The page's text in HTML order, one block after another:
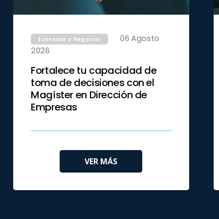
Economía y Negocios
06 Agosto
2026
Fortalece tu capacidad de
toma de decisiones con el
Magíster en Dirección de
Empresas
VER MÁS